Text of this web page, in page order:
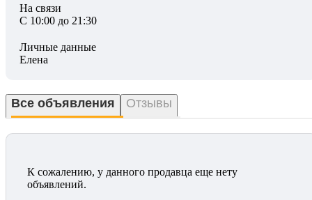
На связи
С 10:00 до 21:30
Личные данные
Елена
Все объявления Отзывы
К сожалению, у данного продавца еще нету
объявлений.